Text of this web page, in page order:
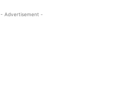
- Advertisement -